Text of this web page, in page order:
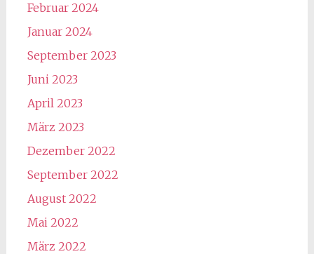
Februar 2024
Januar 2024
September 2023
Juni 2023
April 2023
März 2023
Dezember 2022
September 2022
August 2022
Mai 2022
März 2022